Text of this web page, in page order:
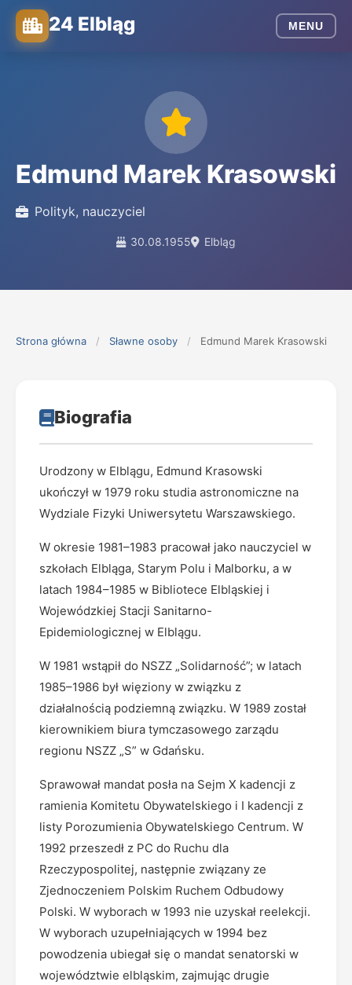
24 Elbląg MENU
Edmund Marek Krasowski
Polityk, nauczyciel
30.08.1955 Elbląg
Strona główna / Sławne osoby / Edmund Marek Krasowski
Biografia
Urodzony w Elblągu, Edmund Krasowski
ukończył w 1979 roku studia astronomiczne na
Wydziale Fizyki Uniwersytetu Warszawskiego.
W okresie 1981–1983 pracował jako nauczyciel w
szkołach Elbląga, Starym Polu i Malborku, a w
latach 1984–1985 w Bibliotece Elbląskiej i
Wojewódzkiej Stacji Sanitarno-
Epidemiologicznej w Elblągu.
W 1981 wstąpił do NSZZ „Solidarność”; w latach
1985–1986 był więziony w związku z
działalnością podziemną związku. W 1989 został
kierownikiem biura tymczasowego zarządu
regionu NSZZ „S” w Gdańsku.
Sprawował mandat posła na Sejm X kadencji z
ramienia Komitetu Obywatelskiego i I kadencji z
listy Porozumienia Obywatelskiego Centrum. W
1992 przeszedł z PC do Ruchu dla
Rzeczypospolitej, następnie związany ze
Zjednoczeniem Polskim Ruchem Odbudowy
Polski. W wyborach w 1993 nie uzyskał reelekcji.
W wyborach uzupełniających w 1994 bez
powodzenia ubiegał się o mandat senatorski w
województwie elbląskim, zajmując drugie